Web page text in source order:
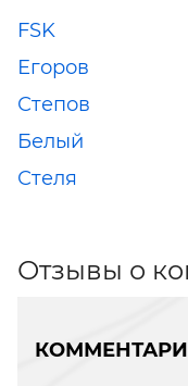
FSK
Егоров
Степов
Белый
Стеля
Отзывы о